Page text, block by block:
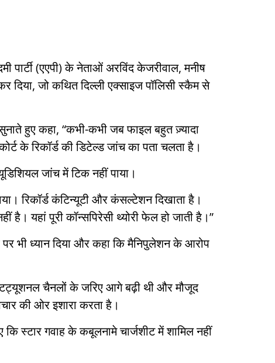
पार्टी (एएपी) के नेताओं अरविंद केजरीवाल, मनीष
दिया, जो कथित दिल्ली एक्साइज पॉलिसी स्कैम से
हुए कहा, “कभी-कभी जब फाइल बहुत ज़्यादा
के रिकॉर्ड की डिटेल्ड जांच का पता चलता है।
जांच में टिक नहीं पाया।
रिकॉर्ड कंटिन्यूटी और कंसल्टेशन दिखाता है।
यहां पूरी कॉन्सपिरेसी थ्योरी फेल हो जाती है।”
पर भी ध्यान दिया और कहा कि मैनिपुलेशन के आरोप
चैनलों के जरिए आगे बढ़ी थी और मौजूद
की ओर इशारा करता है।
स्टार गवाह के कबूलनामे चार्जशीट में शामिल नहीं